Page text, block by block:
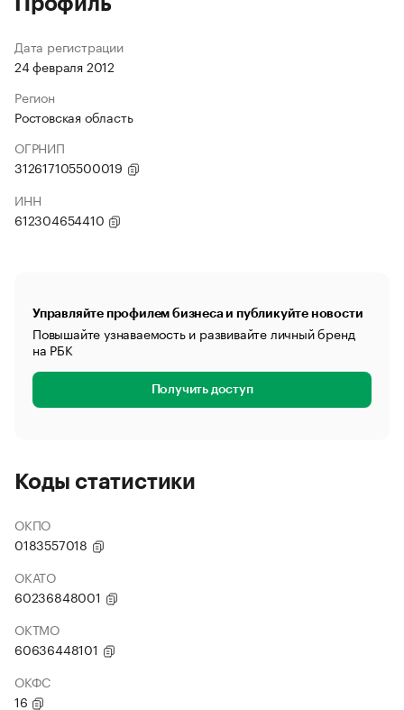
Дата регистрации
24 февраля 2012
Регион
Ростовская область
ОГРНИП
312617105500019
ИНН
612304654410
Управляйте профилем бизнеса и публикуйте новости
Повышайте узнаваемость и развивайте личный бренд
на РБК
Получить доступ
Коды статистики
ОКПО
0183557018
ОКАТО
60236848001
ОКТМО
60636448101
ОКФС
16